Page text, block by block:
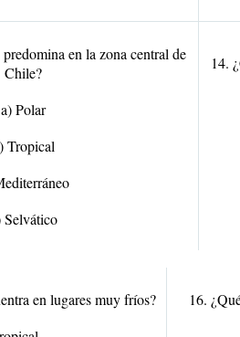
en la zona central de
Chile?
a) Polar
Tropical
Selvático
14.
en lugares muy fríos?
16.